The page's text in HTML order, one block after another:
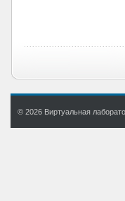
© 2026 Виртуальная